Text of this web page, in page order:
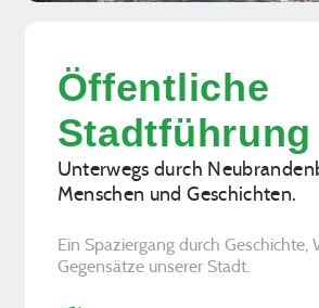
Öffentliche
Stadtführung
Unterwegs durch
Menschen und Geschichten.
Ein Spaziergang durch Geschichte,
Gegensätze unserer Stadt.